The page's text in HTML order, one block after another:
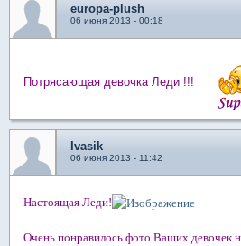
europa-plush
06 июня 2013 - 00:18
Потрясающая девочка Леди !!!
Ivasik
06 июня 2013 - 11:42
Настоящая Леди!
Очень понравилось фото Ваших девочек